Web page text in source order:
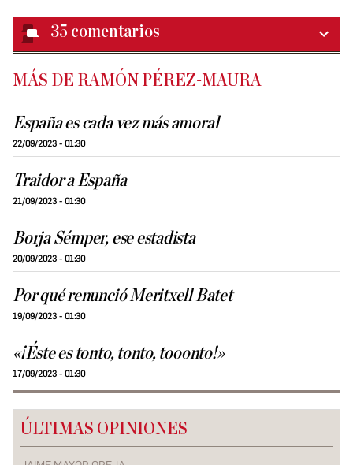
35 comentarios
MÁS DE RAMÓN PÉREZ-MAURA
España es cada vez más amoral
22/09/2023 - 01:30
Traidor a España
21/09/2023 - 01:30
Borja Sémper, ese estadista
20/09/2023 - 01:30
Por qué renunció Meritxell Batet
19/09/2023 - 01:30
«¡Éste es tonto, tonto, tooonto!»
17/09/2023 - 01:30
ÚLTIMAS OPINIONES